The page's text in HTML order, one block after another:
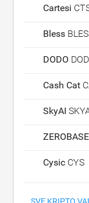
Cartesi
Bless
DODO
Cash Cat
SkyAI
ZEROBASE
Cysic CYS
SVE KRIPTO